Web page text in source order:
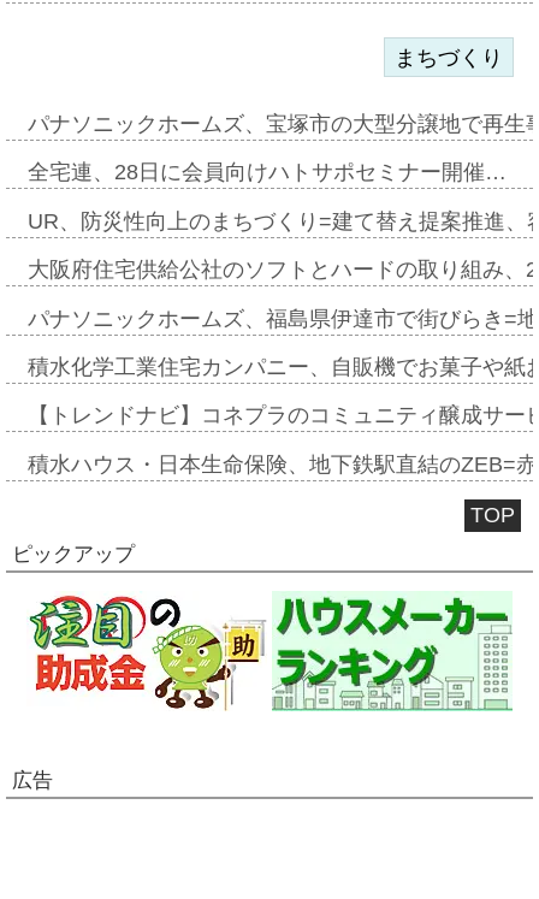
まちづくり
パナソニックホームズ、宝塚市の大型分譲地で再
全宅連、28日に会員向けハトサポセミナー開催…
UR、防災性向上のまちづくり=建て替え提案推進
大阪府住宅供給公社のソフトとハードの取り組み
パナソニックホームズ、福島県伊達市で街びらき=
積水化学工業住宅カンパニー、自販機でお菓子や
【トレンドナビ】コネプラのコミュニティ醸成サ
積水ハウス・日本生命保険、地下鉄駅直結のZEB=
TOP
ピックアップ
広告